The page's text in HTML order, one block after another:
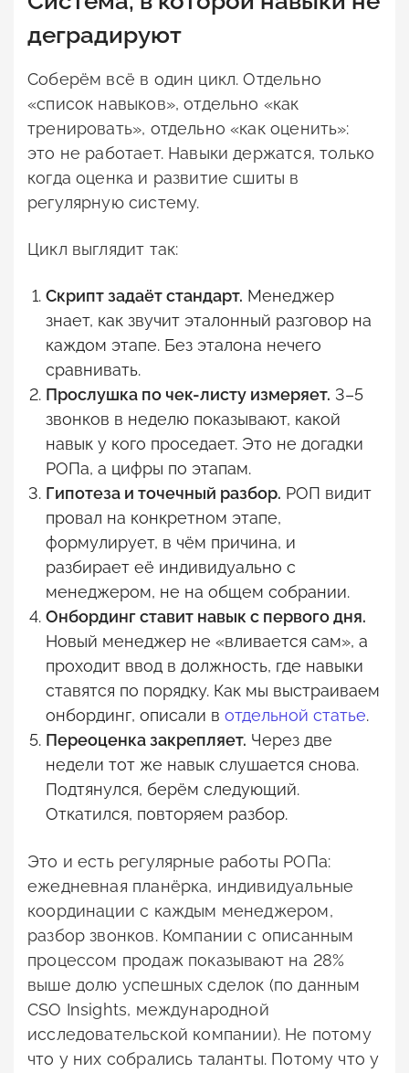
деградируют
Соберём всё в один цикл. Отдельно
«список навыков», отдельно «как
тренировать», отдельно «как оценить»:
это не работает. Навыки держатся, только
когда оценка и развитие сшиты в
регулярную систему.
Цикл выглядит так:
Скрипт задаёт стандарт. Менеджер
знает, как звучит эталонный разговор на
каждом этапе. Без эталона нечего
сравнивать.
Прослушка по чек-листу измеряет. 3–5
звонков в неделю показывают, какой
навык у кого проседает. Это не догадки
РОПа, а цифры по этапам.
Гипотеза и точечный разбор. РОП видит
провал на конкретном этапе,
формулирует, в чём причина, и
разбирает её индивидуально с
менеджером, не на общем собрании.
Онбординг ставит навык с первого дня.
Новый менеджер не «вливается сам», а
проходит ввод в должность, где навыки
ставятся по порядку. Как мы выстраиваем
онбординг, описали в отдельной статье.
Переоценка закрепляет. Через две
недели тот же навык слушается снова.
Подтянулся, берём следующий.
Откатился, повторяем разбор.
Это и есть регулярные работы РОПа:
ежедневная планёрка, индивидуальные
координации с каждым менеджером,
разбор звонков. Компании с описанным
процессом продаж показывают на 28%
выше долю успешных сделок (по данным
CSO Insights, международной
исследовательской компании). Не потому
что у них собрались таланты. Потому что у